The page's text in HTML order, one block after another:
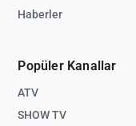
Haberler
Popüler Kanallar
ATV
SHOW TV